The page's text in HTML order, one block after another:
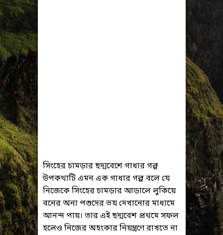
সিংহের চামড়ার ছদ্মবেশে গাধার গল্প
উপকথাটি এমন এক গাধার গল্প বলে যে
নিজেকে সিংহের চামড়ার আড়ালে লুকিয়ে
বনের অন্য পশুদের ভয় দেখানোর মাধ্যমে
আনন্দ পায়। তার এই ছদ্মবেশ প্রথমে সফল
হলেও নিজের অহংকার নিয়ন্ত্রণে রাখতে না